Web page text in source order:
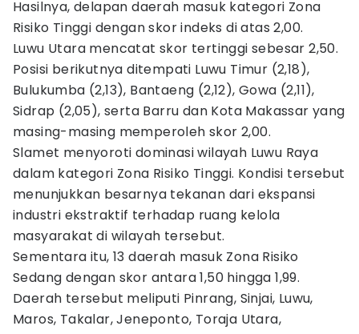
Hasilnya, delapan daerah masuk kategori Zona
Risiko Tinggi dengan skor indeks di atas 2,00.
Luwu Utara mencatat skor tertinggi sebesar 2,50.
Posisi berikutnya ditempati Luwu Timur (2,18),
Bulukumba (2,13), Bantaeng (2,12), Gowa (2,11),
Sidrap (2,05), serta Barru dan Kota Makassar yang
masing-masing memperoleh skor 2,00.
Slamet menyoroti dominasi wilayah Luwu Raya
dalam kategori Zona Risiko Tinggi. Kondisi tersebut
menunjukkan besarnya tekanan dari ekspansi
industri ekstraktif terhadap ruang kelola
masyarakat di wilayah tersebut.
Sementara itu, 13 daerah masuk Zona Risiko
Sedang dengan skor antara 1,50 hingga 1,99.
Daerah tersebut meliputi Pinrang, Sinjai, Luwu,
Maros, Takalar, Jeneponto, Toraja Utara,